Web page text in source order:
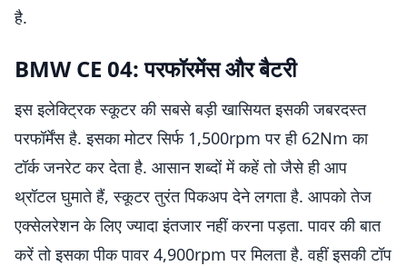
है.
BMW CE 04: परफॉरमेंस और बैटरी
इस इलेक्ट्रिक स्कूटर की सबसे बड़ी खासियत इसकी जबरदस्त
परफॉर्मेंस है. इसका मोटर सिर्फ 1,500rpm पर ही 62Nm का
टॉर्क जनरेट कर देता है. आसान शब्दों में कहें तो जैसे ही आप
थ्रॉटल घुमाते हैं, स्कूटर तुरंत पिकअप देने लगता है. आपको तेज
एक्सेलरेशन के लिए ज्यादा इंतजार नहीं करना पड़ता. पावर की बात
करें तो इसका पीक पावर 4,900rpm पर मिलता है. वहीं इसकी टॉप